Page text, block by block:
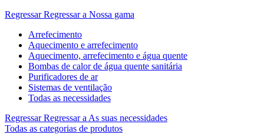
Regressar Regressar a Nossa gama
Arrefecimento
Aquecimento e arrefecimento
Aquecimento, arrefecimento e água quente
Bombas de calor de água quente sanitária
Purificadores de ar
Sistemas de ventilação
Todas as necessidades
Regressar Regressar a As suas necessidades
Todas as categorias de produtos